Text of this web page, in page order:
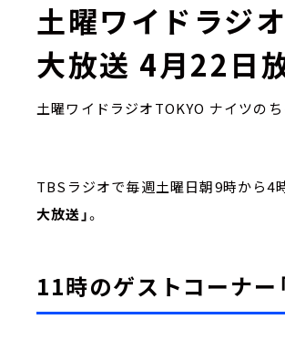
土曜ワイドラジ
大放送 4月22日
土曜ワイドラジオTOKYO ナイツの
TBSラジオで毎週土曜日朝9時から4
大放送」。
11時のゲストコーナー